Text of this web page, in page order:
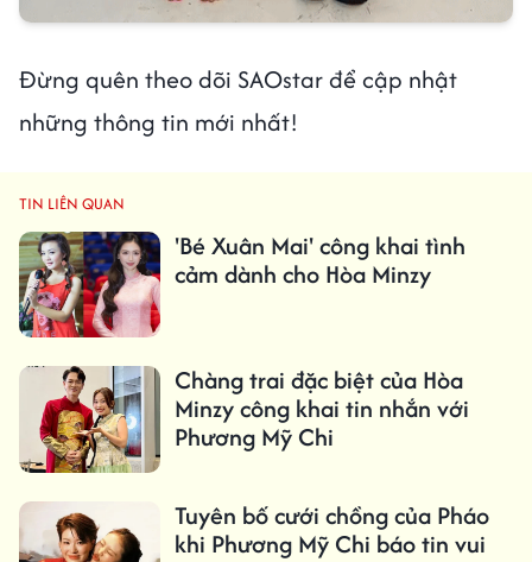
Đừng quên theo dõi SAOstar để cập nhật
những thông tin mới nhất!
TIN LIÊN QUAN
'Bé Xuân Mai' công khai tình
cảm dành cho Hòa Minzy
Chàng trai đặc biệt của Hòa
Minzy công khai tin nhắn với
Phương Mỹ Chi
Tuyên bố cưới chồng của Pháo
khi Phương Mỹ Chi báo tin vui